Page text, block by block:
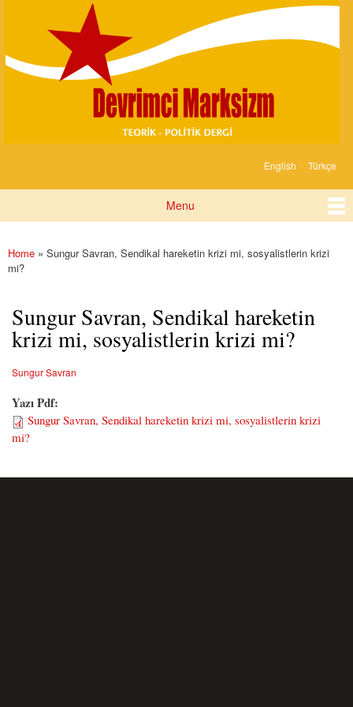
content
Marksizm
English Türkçe
Menu
You are here
Home » Sungur Savran, Sendikal hareketin krizi mi, sosyalistlerin krizi
mi?
Sungur Savran, Sendikal hareketin
krizi mi, sosyalistlerin krizi mi?
Sungur Savran
Yazı Pdf:
Sungur Savran, Sendikal hareketin krizi mi, sosyalistlerin krizi
mi?